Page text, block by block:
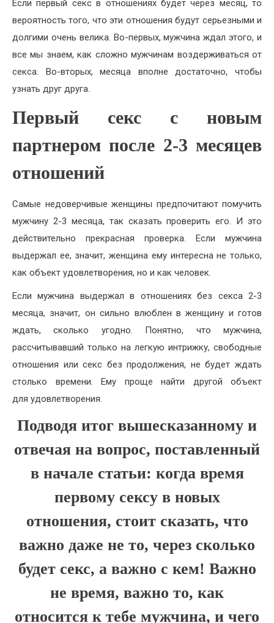
Если первый секс в отношениях будет через месяц, то
вероятность того, что эти отношения будут серьезными и
долгими очень велика. Во-первых, мужчина ждал этого, и
все мы знаем, как сложно мужчинам воздерживаться от
секса. Во-вторых, месяца вполне достаточно, чтобы
узнать друг друга.
Первый секс с новым
партнером после 2-3 месяцев
отношений
Самые недоверчивые женщины предпочитают помучить
мужчину 2-3 месяца, так сказать проверить его. И это
действительно прекрасная проверка. Если мужчина
выдержал ее, значит, женщина ему интересна не только,
как объект удовлетворения, но и как человек.
Если мужчина выдержал в отношениях без секса 2-3
месяца, значит, он сильно влюблен в женщину и готов
ждать, сколько угодно. Понятно, что мужчина,
рассчитывавший только на легкую интрижку, свободные
отношения или секс без продолжения, не будет ждать
столько времени. Ему проще найти другой объект
для удовлетворения.
Подводя итог вышесказанному и
отвечая на вопрос, поставленный
в начале статьи: когда время
первому сексу в новых
отношения, стоит сказать, что
важно даже не то, через сколько
будет секс, а важно с кем! Важно
не время, важно то, как
относится к тебе мужчина, и чего